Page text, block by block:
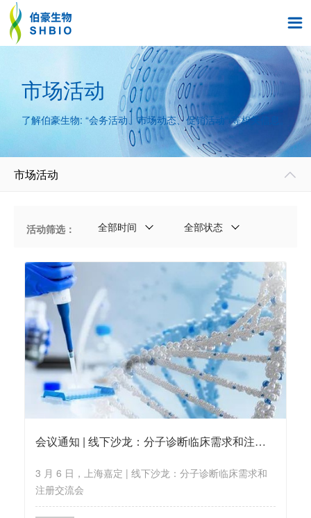

市场活动
了解伯豪生物: “会务活动、市场动态、促销活动” 等相关信息。
市场活动 
活动筛选： 全部时间 全部状态
会议通知 | 线下沙龙：分子诊断临床需求和注册交流会
3 月 6 日，上海嘉定 | 线下沙龙：分子诊断临床需求和
注册交流会